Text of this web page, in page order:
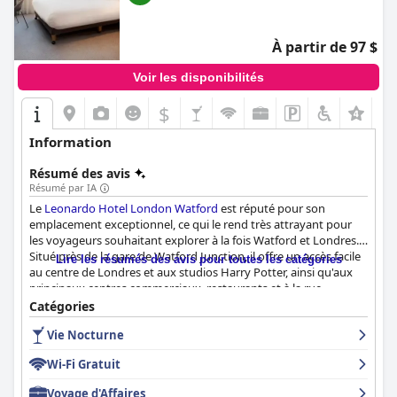
À partir de 97 $
Voir les disponibilités
$
Information
Résumé des avis
Résumé par IA
Le Leonardo Hotel London Watford est réputé pour son
emplacement exceptionnel, ce qui le rend très attrayant pour
les voyageurs souhaitant explorer à la fois Watford et Londres.
Situé près de la gare de Watford Junction, il offre un accès facile
au centre de Londres et aux studios Harry Potter, ainsi qu'aux
principaux centres commerciaux, restaurants et à la rue
principale de la ville. Malgré son emplacement central, l'hôtel
maintient un environnement paisible, adapté aux vacanciers et
aux voyageurs d'affaires.
Le petit-déjeuner à l'hôtel est un point fort, offrant une
expérience fantastique et délicieuse avec un large éventail de
Lire les résumés des avis pour toutes les catégories
Catégories
Vie Nocturne
Wi-Fi Gratuit
Voyage d'Affaires